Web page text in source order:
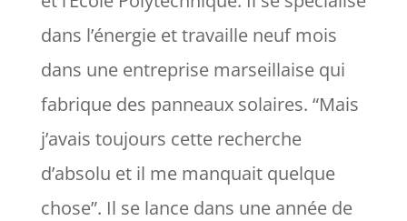
dans l’énergie et travaille neuf mois
dans une entreprise marseillaise qui
fabrique des panneaux solaires. “Mais
j’avais toujours cette recherche
d’absolu et il me manquait quelque
chose”. Il se lance dans une année de